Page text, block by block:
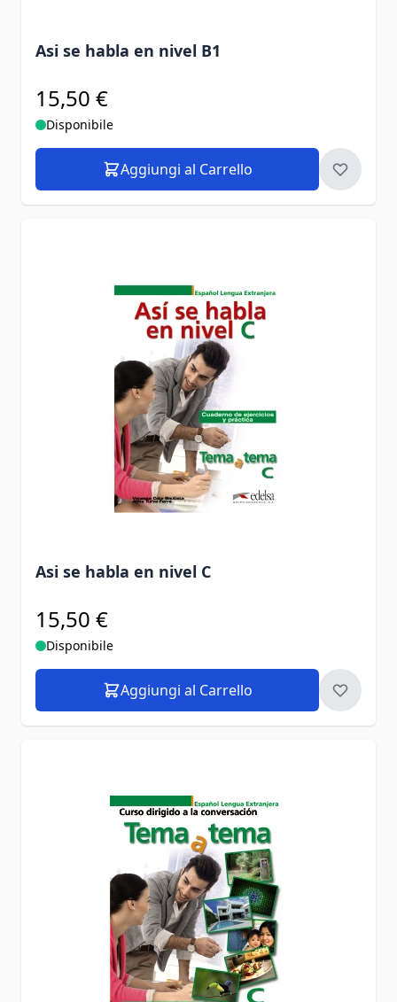
Asi se habla en nivel B1
15,50 €
Disponibile
Aggiungi al Carrello
Asi se habla en nivel C
15,50 €
Disponibile
Aggiungi al Carrello